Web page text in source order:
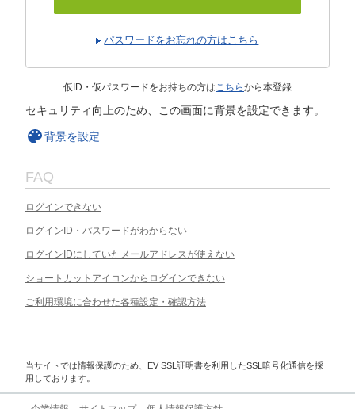
パスワードをお忘れの方はこちら
仮ID・仮パスワードをお持ちの方はこちらから本登録
セキュリティ向上のため、この画面に背景を設定できます。
背景を設定
FAQ
ログインできない
ログインID・パスワードがわからない
ログインIDにしていたメールアドレスが使えない
ショートカットアイコンからログインできない
ご利用環境に合わせた各種設定・確認方法
当サイトでは情報保護のため、EV SSL証明書を利用したSSL暗号化通信を採
用しております。